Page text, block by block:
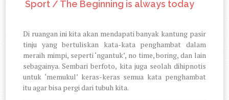
Sport / The Beginning is always today
Di ruangan ini kita akan mendapati banyak kantung pasir
tinju yang bertuliskan kata-kata penghambat dalam
meraih mimpi, seperti ‘ngantuk’, no time, boring, dan lain
sebagainya. Sembari berfoto, kita juga seolah dihipnotis
untuk ‘memukul’ keras-keras semua kata penghambat
itu agar bisa pergi dari tubuh kita.